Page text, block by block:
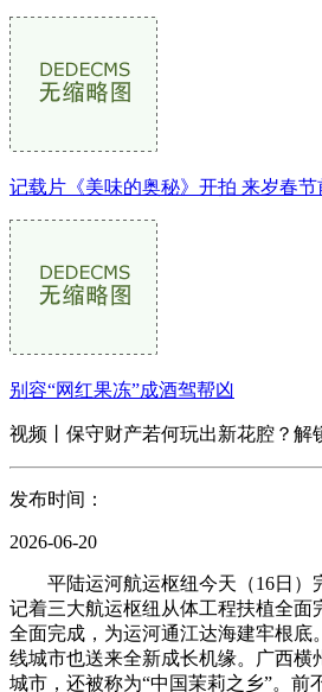
记载片《美味的奥秘》开拍 来岁春节
别容“网红果冻”成酒驾帮凶
视频丨保守财产若何玩出新花腔？解
发布时间：
2026-06-20
平陆运河航运枢纽今天（16日）
记着三大航运枢纽从体工程扶植全面
全面完成，为运河通江达海建牢根底
线城市也送来全新成长机缘。广西横
城市，还被称为“中国茉莉之乡”。前